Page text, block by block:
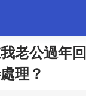
老公過年
理？
樂